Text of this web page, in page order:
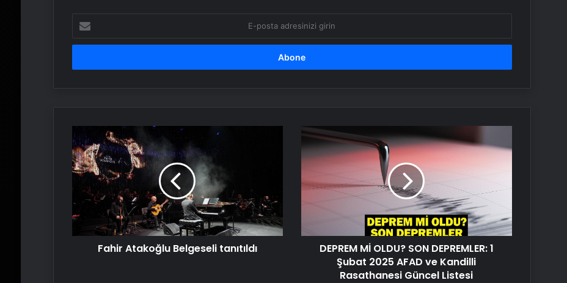
Bakan Fidan: Silahların bırakılması
yetmez, illegalite de bitmeli
Serjoy : Dijital Medya Ajansı, Google
Reklam Ajansı, SEO Ajansı ve Web
Tasarım Ajansı
UETDS Nedir ? Uetds.com İle Akıllı
Dijital Taşımacılık Yazılımı
posta
adresinizi
Fahir
Atakoğlu
Belgeseli
tanıtıldı
Fahir Atakoğlu Belgeseli tanıtıldı
DEPREM
Mİ
OLDU?
DEPREMLER:
AFAD
Rasathanesi
DEPREM Mİ OLDU? SON DEPREMLER: 1
Şubat 2025 AFAD ve Kandilli
Rasathanesi Güncel Listesi